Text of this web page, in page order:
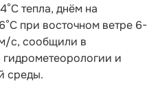
тепла, днём на
при восточном ветре 6-
с, сообщили в
и
среды.